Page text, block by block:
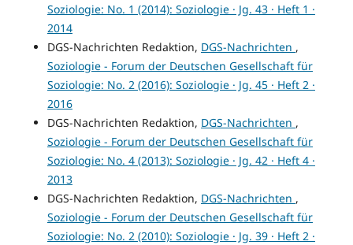
Soziologie: No. 1 (2014): Soziologie · Jg. 43 · Heft 1 ·
2014
DGS-Nachrichten Redaktion, DGS-Nachrichten ,
Soziologie - Forum der Deutschen Gesellschaft für
Soziologie: No. 2 (2016): Soziologie · Jg. 45 · Heft 2 ·
2016
DGS-Nachrichten Redaktion, DGS-Nachrichten ,
Soziologie - Forum der Deutschen Gesellschaft für
Soziologie: No. 4 (2013): Soziologie · Jg. 42 · Heft 4 ·
2013
DGS-Nachrichten Redaktion, DGS-Nachrichten ,
Soziologie - Forum der Deutschen Gesellschaft für
Soziologie: No. 2 (2010): Soziologie · Jg. 39 · Heft 2 ·